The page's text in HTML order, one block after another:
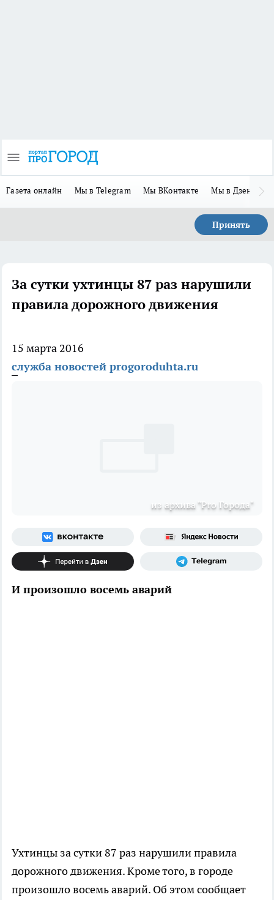
Газета онлайн Мы в Telegram Мы ВКонтакте Мы в Дзене
Принять
За сутки ухтинцы 87 раз нарушили
правила дорожного движения
15 марта 2016
служба новостей progoroduhta.ru
из архива "Pro Города"
И произошло восемь аварий
Ухтинцы за сутки 87 раз нарушили правила
дорожного движения. Кроме того, в городе
произошло восемь аварий. Об этом сообщает